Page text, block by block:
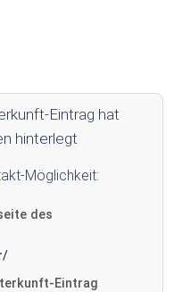
Eintrag hat
hinterlegt
Möglichkeit:
des
Eintrag